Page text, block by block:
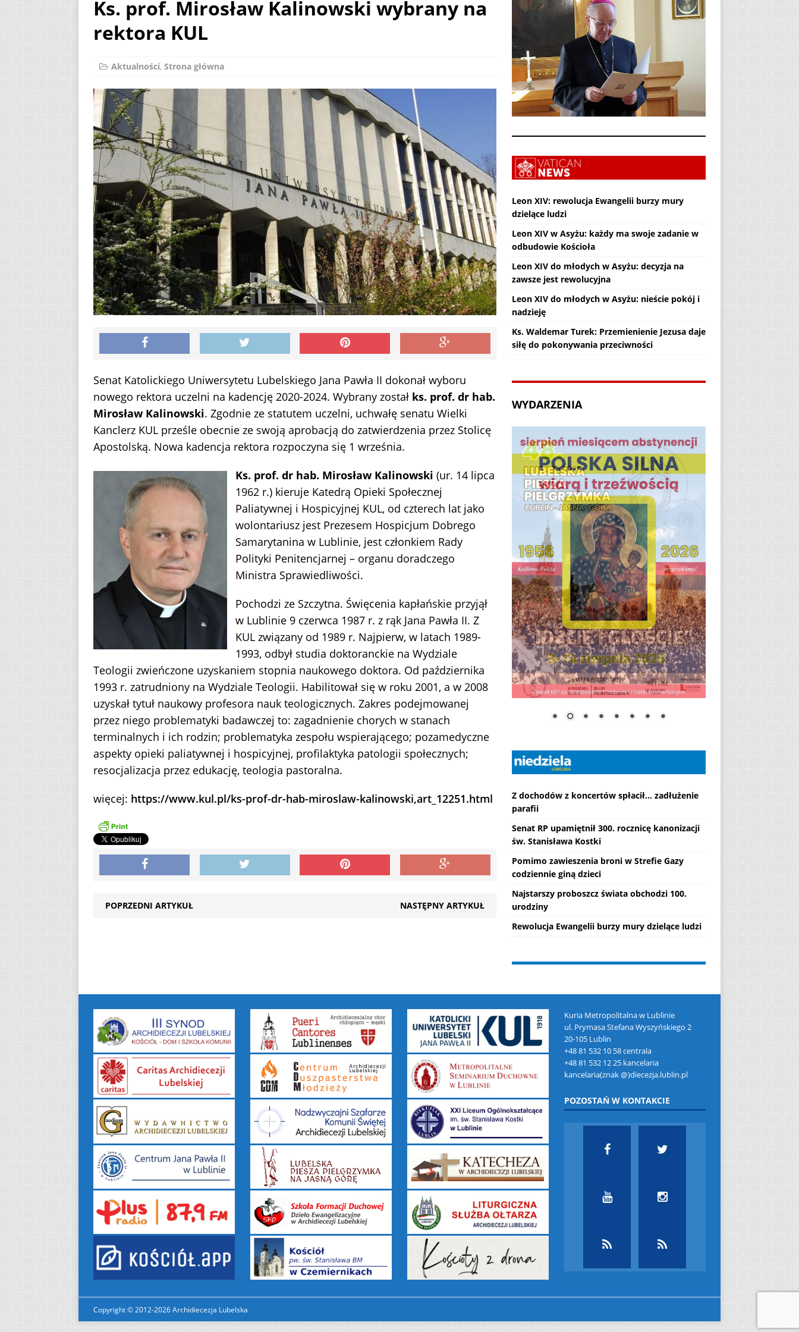
XXX Międzynarodowy Festiwal Organowy Lublin – Czuby: 2026-08-
12
Ks. prof. Mirosław Kalinowski wybrany na
rektora KUL
Aktualności, Strona główna
Senat Katolickiego Uniwersytetu Lubelskiego Jana Pawła II dokonał wyboru
nowego rektora uczelni na kadencję 2020-2024. Wybrany został ks. prof. dr hab.
Mirosław Kalinowski. Zgodnie ze statutem uczelni, uchwałę senatu Wielki
Kanclerz KUL prześle obecnie ze swoją aprobacją do zatwierdzenia przez Stolicę
Apostolską. Nowa kadencja rektora rozpoczyna się 1 września.
Ks. prof. dr hab. Mirosław Kalinowski (ur. 14 lipca
1962 r.) kieruje Katedrą Opieki Społecznej
Paliatywnej i Hospicyjnej KUL, od czterech lat jako
wolontariusz jest Prezesem Hospicjum Dobrego
Samarytanina w Lublinie, jest członkiem Rady
Polityki Penitencjarnej – organu doradczego
Ministra Sprawiedliwości.
Pochodzi ze Szczytna. Święcenia kapłańskie przyjął
w Lublinie 9 czerwca 1987 r. z rąk Jana Pawła II. Z
KUL związany od 1989 r. Najpierw, w latach 1989-
1993, odbył studia doktoranckie na Wydziale
Teologii zwieńczone uzyskaniem stopnia naukowego doktora. Od października
1993 r. zatrudniony na Wydziale Teologii. Habilitował się w roku 2001, a w 2008
uzyskał tytuł naukowy profesora nauk teologicznych. Zakres podejmowanej
przez niego problematyki badawczej to: zagadnienie chorych w stanach
terminalnych i ich rodzin; problematyka zespołu wspierającego; pozamedyczne
aspekty opieki paliatywnej i hospicyjnej, profilaktyka patologii społecznych;
resocjalizacja przez edukację, teologia pastoralna.
więcej: https://www.kul.pl/ks-prof-dr-hab-miroslaw-kalinowski,art_12251.html
POPRZEDNI ARTYKUŁ NASTĘPNY ARTYKUŁ
Leon XIV: rewolucja Ewangelii burzy mury
dzielące ludzi
Leon XIV w Asyżu: każdy ma swoje zadanie w
odbudowie Kościoła
Leon XIV do młodych w Asyżu: decyzja na
zawsze jest rewolucyjna
Leon XIV do młodych w Asyżu: nieście pokój i
nadzieję
Ks. Waldemar Turek: Przemienienie Jezusa daje
siłę do pokonywania przeciwności
WYDARZENIA
Z dochodów z koncertów spłacił... zadłużenie
parafii
Senat RP upamiętnił 300. rocznicę kanonizacji
św. Stanisława Kostki
Pomimo zawieszenia broni w Strefie Gazy
codziennie giną dzieci
Najstarszy proboszcz świata obchodzi 100.
urodziny
Rewolucja Ewangelii burzy mury dzielące ludzi
Kuria Metropolitalna w Lublinie
ul. Prymasa Stefana Wyszyńskiego 2
20-105 Lublin
+48 81 532 10 58 centrala
+48 81 532 12 25 kancelaria
kancelaria(znak @)diecezja.lublin.pl
POZOSTAŃ W KONTAKCIE
Copyright © 2012-2026 Archidiecezja Lubelska